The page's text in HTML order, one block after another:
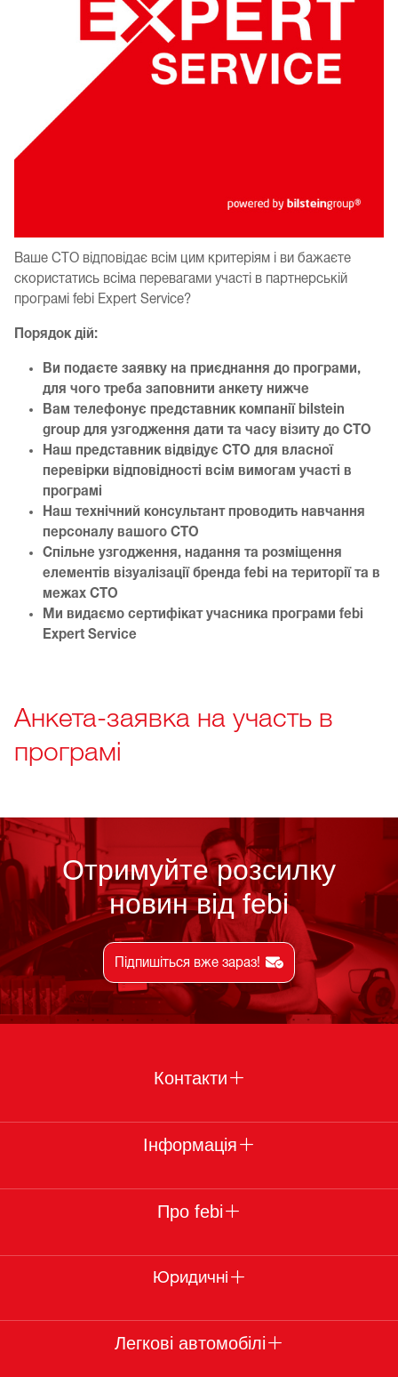
Ваше СТО відповідає всім цим критеріям і ви бажаєте
скористатись всіма перевагами участі в партнерській
програмі febi Expert Service?
Порядок дій:
Ви подаєте заявку на приєднання до програми,
для чого треба заповнити анкету нижче
Вам телефонує представник компанії bilstein
group для узгодження дати та часу візиту до СТО
Наш представник відвідує СТО для власної
перевірки відповідності всім вимогам участі в
програмі
Наш технічний консультант проводить навчання
персоналу вашого СТО
Спільне узгодження, надання та розміщення
елементів візуалізації бренда febi на території та в
межах СТО
Ми видаємо сертифікат учасника програми febi
Expert Service
Анкета-заявка на участь в
програмі
Отримуйте розсилку
новин від febi
Підпишіться вже зараз!
Контакти
Інформація
Про febi
Юридичні
Легкові автомобілі